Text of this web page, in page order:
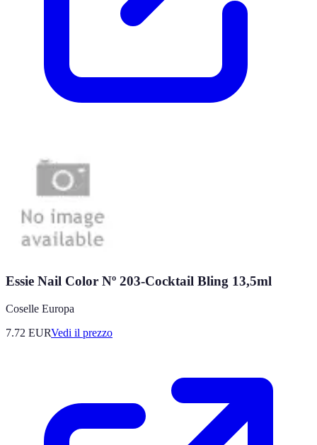
Essie Nail Color Nº 203-Cocktail Bling 13,5ml
Coselle Europa
7.72 EURVedi il prezzo